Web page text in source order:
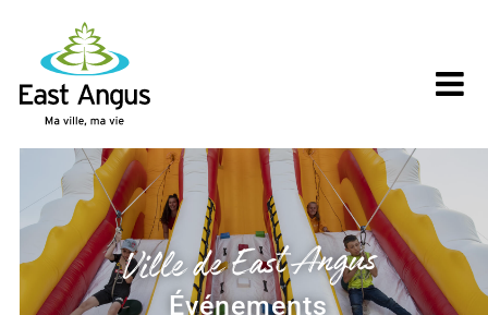
content
Ville de East Angus
Événements